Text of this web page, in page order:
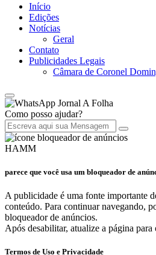
Início
Edições
Notícias
Geral
Contato
Publicidades Legais
Câmara de Coronel
Jornal A Folha
Como posso ajudar?
HAMM
parece que você usa um bloqueador de
A publicidade é uma fonte importante
conteúdo. Para continuar navegando,
bloqueador de anúncios.
Após desabilitar, atualize a página
Termos de Uso e Privacidade